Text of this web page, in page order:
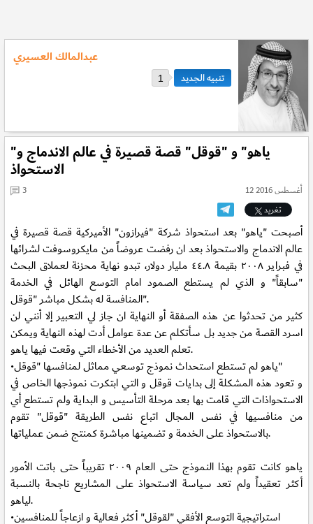
عبدالمالك العسيري
1
"ياهو" و "قوقل" قصة قصيرة في عالم الاندماج و
الاستحواذ
12 أغسطس 2016
3
تغريد
أصبحت "ياهو" بعد استحواذ شركة "فيرازون" الأميركية قصة قصيرة في
عالم الاندماج والاستحواذ بعد ان رفضت عروضاً من مايكروسوفت لشرائها
في فبراير ٢٠٠٨ بقيمة ٤٤.٨ مليار دولار، تبدو نهاية محزنة لعملاق البحث
"سابقاً" و الذي لم يستطع الصمود امام التوسع الهائل في الخدمة
المنافسة له بشكل مباشر "قوقل".
كثير من تحدثوا عن هذه الصفقة أو النهاية ان جاز لي التعبير إلا أنني لن
اسرد القصة من جديد بل سأتكلم عن عدة عوامل أدت لهذه النهاية ويمكن
تعلم العديد من الأخطاء التي وقعت فيها ياهو.
•ياهو لم تستطع استحداث نموذج توسعي مماثل لمنافسها "قوقل"
و تعود هذه المشكلة إلى بدايات قوقل و التي ابتكرت نموذجها الخاص في
الاستحواذات التي قامت بها بعد مرحلة التأسيس و البداية ولم تستطع أي
من منافسيها في نفس المجال اتباع نفس الطريقة "قوقل" تقوم
بالاستحواذ على الخدمة و تضمينها مباشرة كمنتج ضمن عملياتها.
ياهو كانت تقوم بهذا النموذج حتى العام ٢٠٠٩ تقريباً حتى باتت الأمور
أكثر تعقيداً ولم تعد سياسة الاستحواذ على المشاريع ناجحة بالنسبة
لياهو.